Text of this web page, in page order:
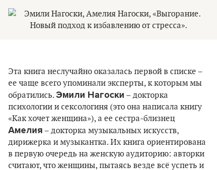
Эта книга неслучайно оказалась первой в списке –
ее чаще всего упоминали эксперты, к которым мы
обратились. Эмили Нагоски – докторка
психологии и сексологиня (это она написала книгу
«Как хочет женщина»), а ее сестра-близнец
Амелия – докторка музыкальных искусств,
дирижерка и музыкантка. Их книга ориентирована
в первую очередь на женскую аудиторию: авторки
считают, что женщины, пытаясь везде всё успеть и